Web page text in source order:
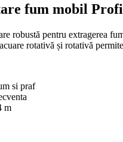
fum mobil
robustă pentru extragerea
rotativă și rotativă
si praf
m